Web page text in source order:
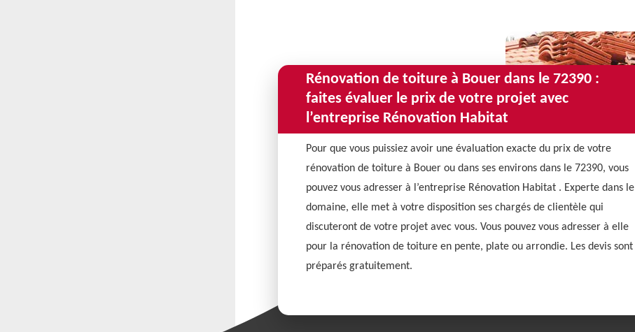
Rénovation de toiture à Bouer dans le 72390 :
faites évaluer le prix de votre projet avec
l’entreprise Rénovation Habitat
Pour que vous puissiez avoir une évaluation exacte du prix de votre
rénovation de toiture à Bouer ou dans ses environs dans le 72390, vous
pouvez vous adresser à l’entreprise Rénovation Habitat . Experte dans le
domaine, elle met à votre disposition ses chargés de clientèle qui
discuteront de votre projet avec vous. Vous pouvez vous adresser à elle
pour la rénovation de toiture en pente, plate ou arrondie. Les devis sont
préparés gratuitement.